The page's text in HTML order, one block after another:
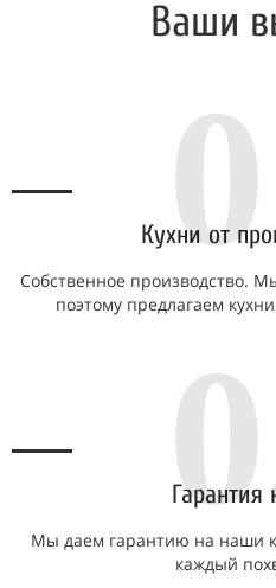
Ваши
Кухни от
Собственное производство.
поэтому предлагаем
Гарантия
Мы даем гарантию на наши
каждый